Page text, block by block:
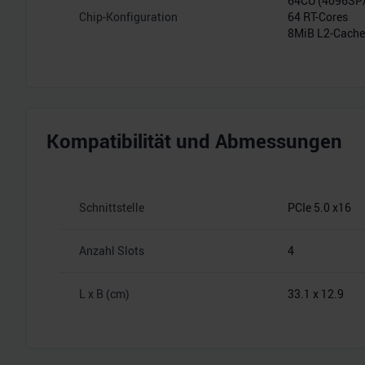
Chip-Konfiguration
64 RT-Cores
8MiB L2-Cache
Kompatibilität und Abmessungen
Schnittstelle PCIe 5.0 x16
Anzahl Slots 4
L x B (cm) 33.1 x 12.9